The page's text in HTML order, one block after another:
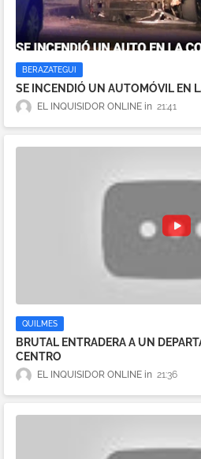
BERAZATEGUI
SE INCENDIÓ UN AUTOMÓVIL EN
EL INQUISIDOR ONLINE 21:41
QUILMES
BRUTAL ENTRADERA A UN
CENTRO
EL INQUISIDOR ONLINE 21:36